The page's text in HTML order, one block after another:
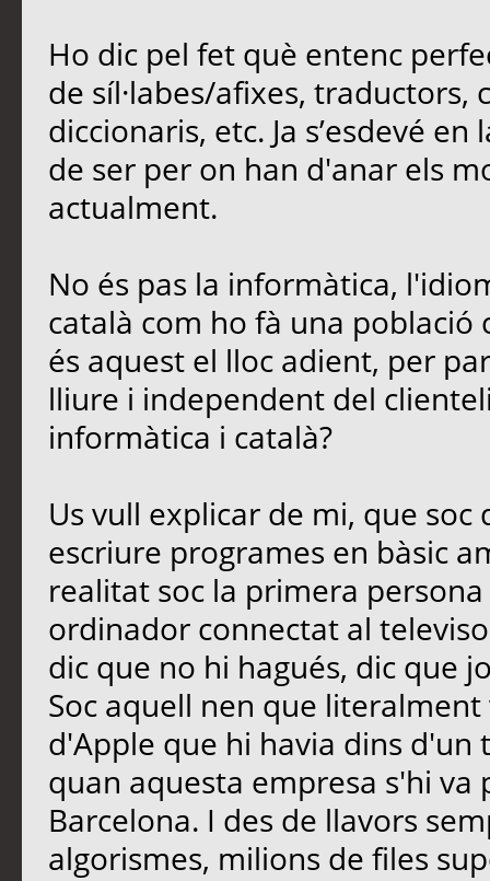
Ho dic pel fet què entenc
de síl·labes/afixes, traductors,
diccionaris, etc. Ja s’esdevé
de ser per on han d'anar els
actualment.
No és pas la informàtica,
català com ho fà una població
és aquest el lloc adient, per
lliure i independent del
informàtica i català?
Us vull explicar de mi, que
escriure programes en bàsic
realitat soc la primera
ordinador connectat al
dic que no hi hagués, dic que
Soc aquell nen que
d'Apple que hi havia dins
quan aquesta empresa s'hi
Barcelona. I des de llavors
algorismes, milions de files